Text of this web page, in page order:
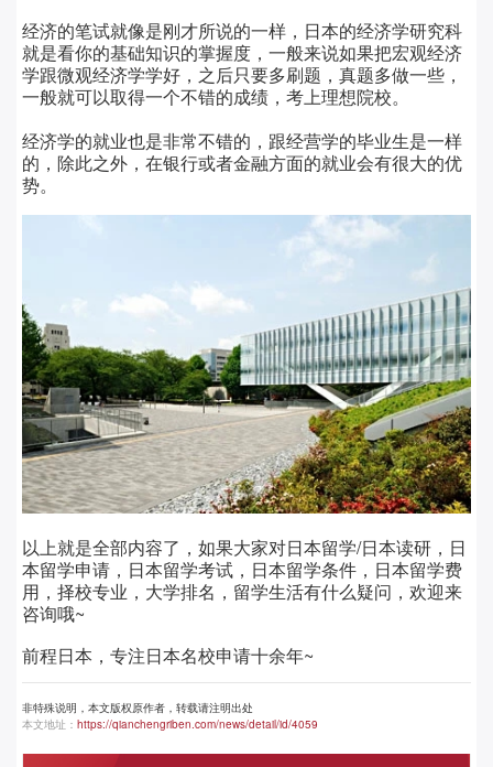
经济的笔试就像是刚才所说的一样，日本的经济学研究科
就是看你的基础知识的掌握度，一般来说如果把宏观经济
学跟微观经济学学好，之后只要多刷题，真题多做一些，
一般就可以取得一个不错的成绩，考上理想院校。
经济学的就业也是非常不错的，跟经营学的毕业生是一样
的，除此之外，在银行或者金融方面的就业会有很大的优
势。
以上就是全部内容了，如果大家对日本留学/日本读研，日
本留学申请，日本留学考试，日本留学条件，日本留学费
用，择校专业，大学排名，留学生活有什么疑问，欢迎来
咨询哦~
前程日本，专注日本名校申请十余年~
非特殊说明，本文版权原作者，转载请注明出处
本文地址： https://qianchengriben.com/news/detail/id/4059